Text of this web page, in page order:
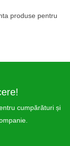
produse pentru
cumpărături și